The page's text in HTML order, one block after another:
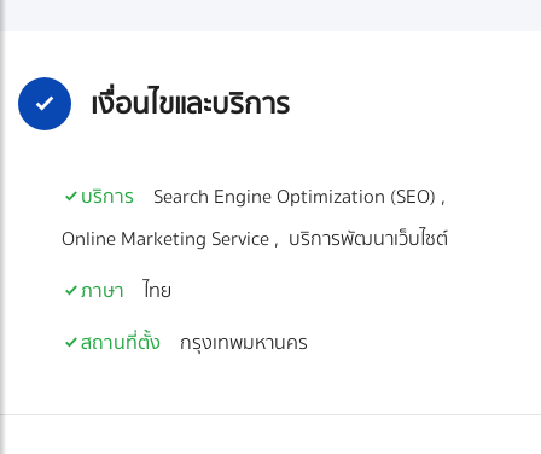
เงื่อนไขและบริการ
บริการ
Search Engine Optimization (SEO)
Online Marketing Service
บริการพัฒนาเว็บไซต์
ภาษา
ไทย
สถานที่ตั้ง
กรุงเทพมหานคร